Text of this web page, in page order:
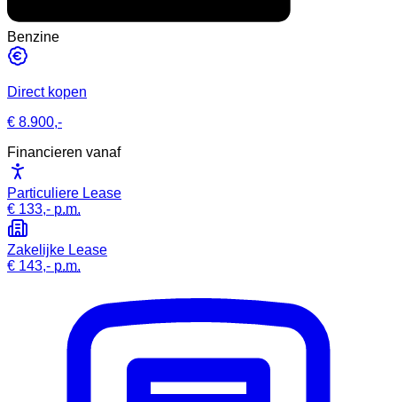
Benzine
Direct kopen
€ 8.900,-
Financieren vanaf
Particuliere Lease
€ 133,- p.m.
Zakelijke Lease
€ 143,- p.m.